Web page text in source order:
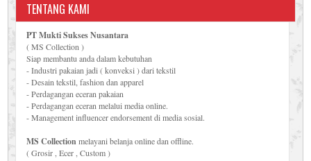
TENTANG KAMI
PT Mukti Sukses Nusantara
( MS Collection )
Siap membantu anda dalam kebutuhan
- Industri pakaian jadi ( konveksi ) dari tekstil
- Desain tekstil, fashion dan apparel
- Perdagangan eceran pakaian
- Perdagangan eceran melalui media online.
- Management influencer endorsement di media sosial.
MS Collectionmelayani belanja online dan offline.
( Grosir , Ecer , Custom )